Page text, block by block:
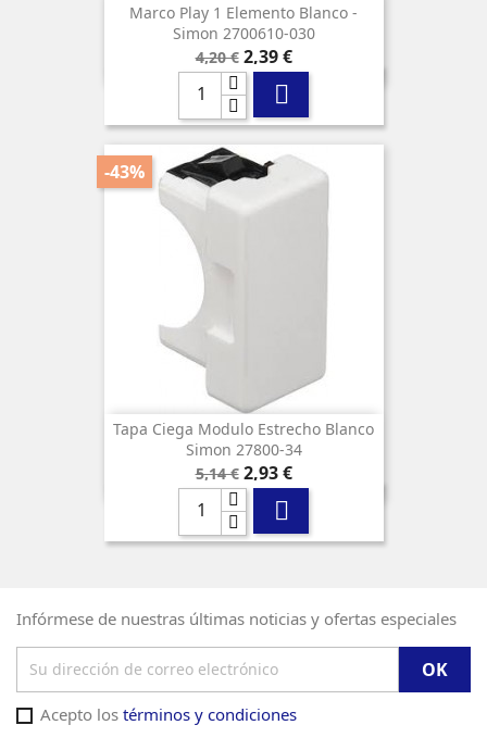
Marco Play 1 Elemento Blanco -
Simon 2700610-030
Precio
base
4,20 € Precio
2,39 €

Tapa Ciega Modulo Estrecho Blanco
Simon 27800-34
Precio
base
5,14 €
-43%
Precio
2,93 €

Infórmese de nuestras últimas noticias y ofertas especiales
Acepto los términos y condiciones